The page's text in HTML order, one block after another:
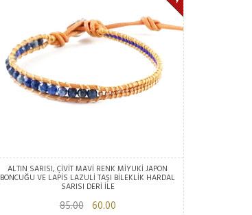
ALTIN SARISI, ÇİVİT MAVİ RENK MİYUKİ JAPON
BONCUĞU VE LAPİS LAZULİ TAŞI BİLEKLİK HARDAL
SARISI DERİ İLE
85.0060.00